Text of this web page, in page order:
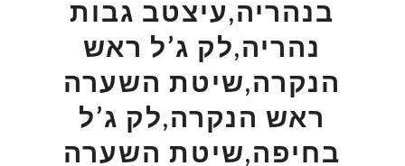
בנהריה,עיצטב גבות
נהריה,לק ג’ל ראש
הנקרה,שיטת השערה
ראש הנקרה,לק ג’ל
בחיפה,שיטת השערה